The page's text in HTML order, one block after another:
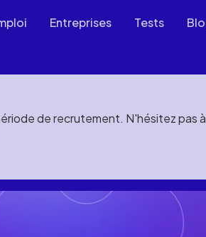
Entreprises Tests
de recrutement. N'hésitez pas à